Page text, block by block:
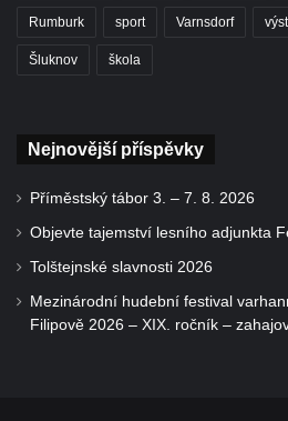
Rumburk sport Varnsdorf
Šluknov škola
Nejnovější příspěvky
Příměstský tábor 3. – 7. 8. 2026
Objevte tajemství lesního adjunkta
Tolštejnské slavnosti 2026
Mezinárodní hudební festival
Filipově 2026 – XIX. ročník –